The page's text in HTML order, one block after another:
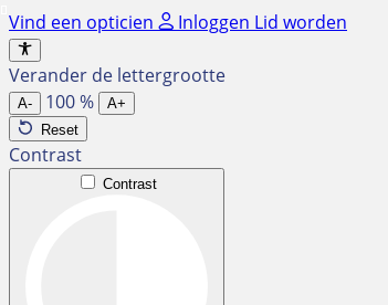
Ga
naar
de
inhoud
Vind een opticien Inloggen Lid worden
Verander de lettergrootte
A- 100%
A+
Reset
Contrast
Contrast